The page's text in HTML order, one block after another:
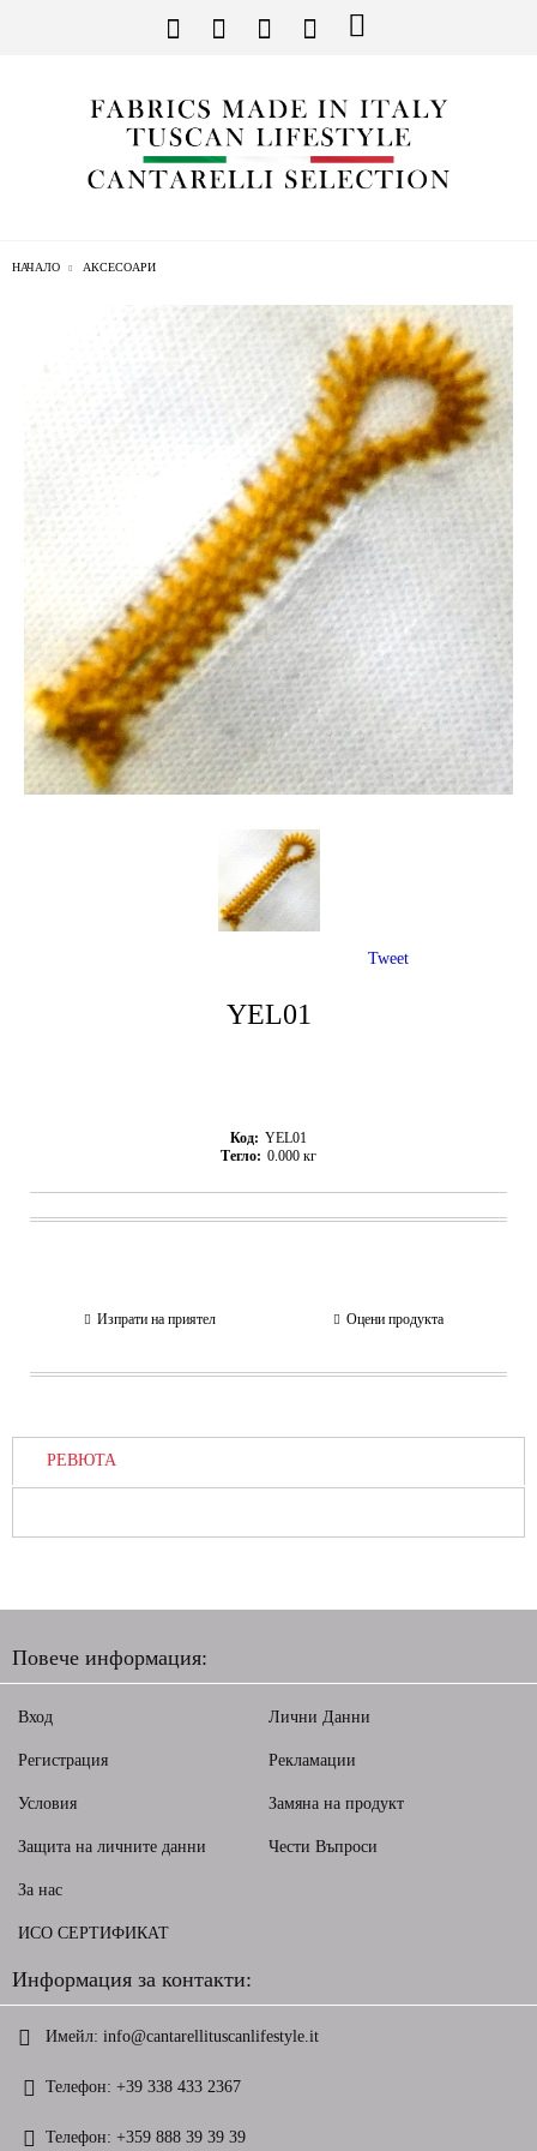
НАЧАЛО АКСЕСОАРИ
YEL01
Код: YEL01
Тегло: 0.000 кг
Изпрати на приятел Оцени продукта
Tweet
РЕВЮТА
Повече информация:
Вход
Регистрация
Условия
Защита на личните данни
Лични Данни
Рекламации
Замяна на продукт
Чести Въпроси
За нас
ИСО СЕРТИФИКАТ
Информация за контакти:
Имейл: info@cantarellituscanlifestyle.it
Телефон: +39 338 433 2367
Телефон: +359 888 39 39 39